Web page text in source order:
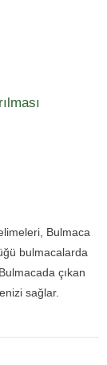
Bulmaca
bulmacalarda
çıkan
sağlar.